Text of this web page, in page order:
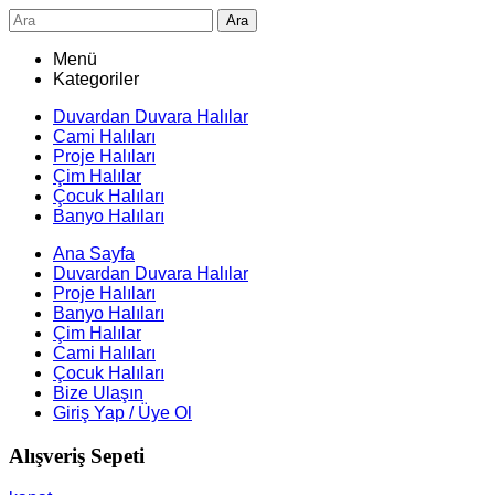
Ara
Menü
Kategoriler
Duvardan Duvara Halılar
Cami Halıları
Proje Halıları
Çim Halılar
Çocuk Halıları
Banyo Halıları
Ana Sayfa
Duvardan Duvara Halılar
Proje Halıları
Banyo Halıları
Çim Halılar
Cami Halıları
Çocuk Halıları
Bize Ulaşın
Giriş Yap / Üye Ol
Alışveriş Sepeti